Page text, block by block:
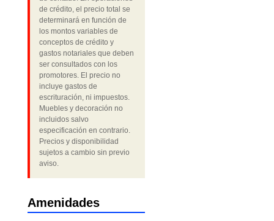
de crédito, el precio total se
determinará en función de
los montos variables de
conceptos de crédito y
gastos notariales que deben
ser consultados con los
promotores. El precio no
incluye gastos de
escrituración, ni impuestos.
Muebles y decoración no
incluidos salvo
especificación en contrario.
Precios y disponibilidad
sujetos a cambio sin previo
aviso.
Amenidades